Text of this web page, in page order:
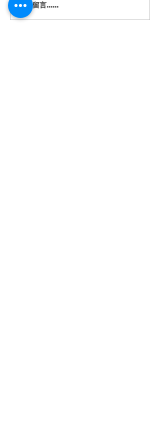
🔖2023居屋申請｜白表綠
表申請資格、入息要求、
撰寫留言......